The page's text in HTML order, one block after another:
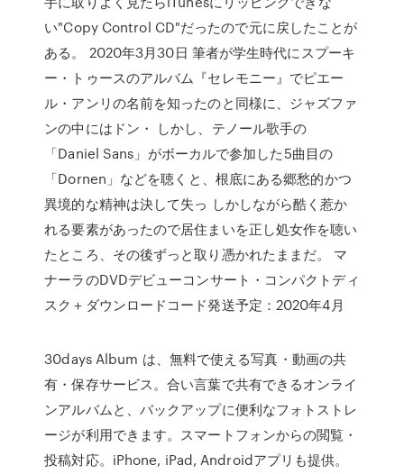
い"Copy Control CD"だったので元に戻したことが
ある。 2020年3月30日 筆者が学生時代にスプーキ
ー・トゥースのアルバム『セレモニー』でピエー
ル・アンリの名前を知ったのと同様に、ジャズファ
ンの中にはドン・ しかし、テノール歌手の
「Daniel Sans」がボーカルで参加した5曲目の
「Dornen」などを聴くと、根底にある郷愁的かつ
異境的な精神は決して失っ しかしながら酷く惹か
れる要素があったので居住まいを正し処女作を聴い
たところ、その後ずっと取り憑かれたままだ。 マ
ナーラのDVDデビューコンサート・コンパクトディ
スク＋ダウンロードコード発送予定：2020年4月
30days Album は、無料で使える写真・動画の共
有・保存サービス。合い言葉で共有できるオンライ
ンアルバムと、バックアップに便利なフォトストレ
ージが利用できます。スマートフォンからの閲覧・
投稿対応。iPhone, iPad, Androidアプリも提供。